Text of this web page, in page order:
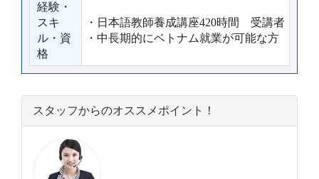
経験・
スキ
ル・資
格
・日本語教師養成講座420時間 受講者
・中長期的にベトナム就業が可能な方
スタッフからのオススメポイント！